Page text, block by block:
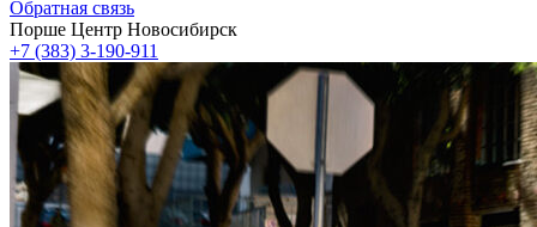
Обратная связь
Порше Центр Новосибирск
+7 (383) 3-190-911